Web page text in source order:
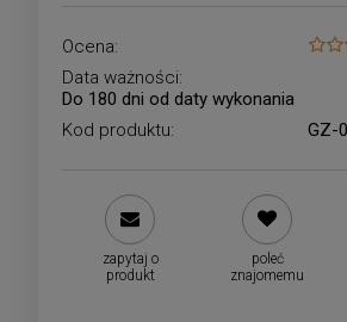
Ocena:
Data ważności:
Do 180 dni od daty wykonania
Kod produktu:
GZ-
zapytaj o
produkt
poleć
znajomemu